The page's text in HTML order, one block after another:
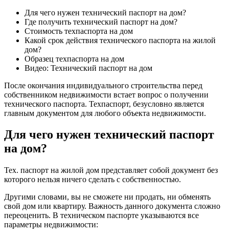
Для чего нужен технический паспорт на дом?
Где получить технический паспорт на дом?
Стоимость техпаспорта на дом
Какой срок действия технического паспорта на жилой
дом?
Образец техпаспорта на дом
Видео: Технический паспорт на дом
После окончания индивидуального строительства перед
собственником недвижимости встает вопрос о получении
технического паспорта. Техпаспорт, безусловно является
главным документом для любого объекта недвижимости.
Для чего нужен технический паспорт
на дом?
Тех. паспорт на жилой дом представляет собой документ без
которого нельзя ничего сделать с собственностью.
Другими словами, вы не сможете ни продать, ни обменять
свой дом или квартиру. Важность данного документа сложно
переоценить. В техническом паспорте указываются все
параметры недвижимости: